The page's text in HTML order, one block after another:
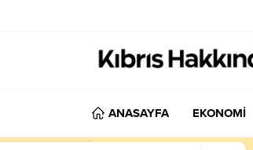
ANASAYFA EKONOMİ